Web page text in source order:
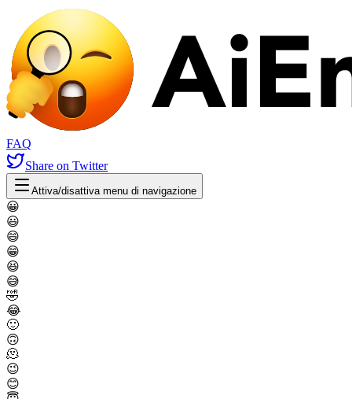
FAQ
Share on Twitter
Attiva/disattiva menu di navigazione
😀
😃
😄
😁
😆
😅
🤣
😂
🙂
🙃
🫠
😉
😊